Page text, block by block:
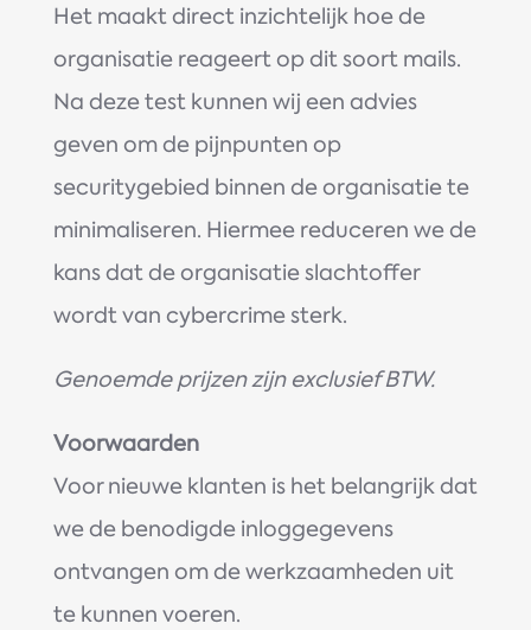
Het maakt direct inzichtelijk hoe de
organisatie reageert op dit soort mails.
Na deze test kunnen wij een advies
geven om de pijnpunten op
securitygebied binnen de organisatie te
minimaliseren. Hiermee reduceren we de
kans dat de organisatie slachtoffer
wordt van cybercrime sterk.
Genoemde prijzen zijn exclusief BTW.
Voorwaarden
Voor nieuwe klanten is het belangrijk dat
we de benodigde inloggegevens
ontvangen om de werkzaamheden uit
te kunnen voeren.